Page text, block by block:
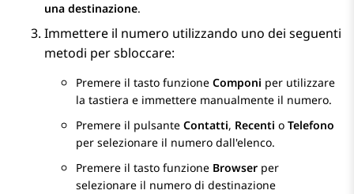
una destinazione.
Immettere il numero utilizzando uno dei seguenti
metodi per sbloccare:
Premere il tasto funzione Componi per utilizzare
la tastiera e immettere manualmente il numero.
Premere il pulsante Contatti, Recenti o Telefono
per selezionare il numero dall'elenco.
Premere il tasto funzione Browser per
selezionare il numero di destinazione